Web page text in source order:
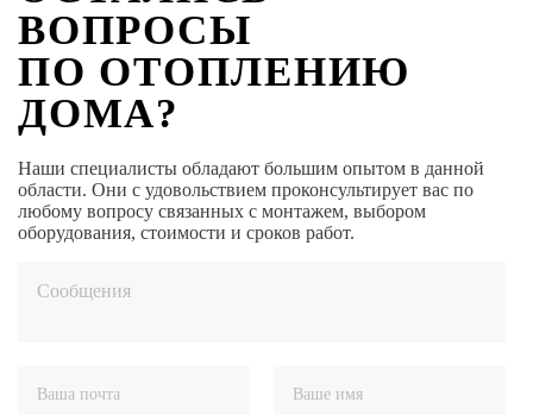
ВОПРОСЫ
ПО ОТОПЛЕНИЮ
ДОМА?
Наши специалисты обладают большим опытом в данной
области. Они с удовольствием проконсультирует вас по
любому вопросу связанных с монтажем, выбором
оборудования, стоимости и сроков работ.